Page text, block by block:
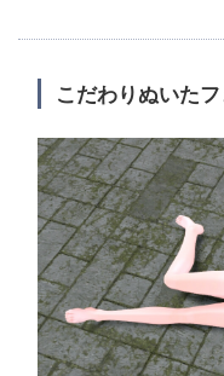
こだわりぬいた